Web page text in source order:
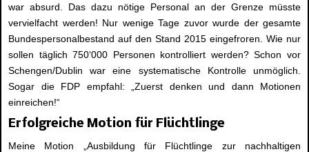
war absurd. Das dazu nötige Personal an der Grenze müsste
vervielfacht werden! Nur wenige Tage zuvor wurde der gesamte
Bundespersonalbestand auf den Stand 2015 eingefroren. Wie nur
sollen täglich 750‘000 Personen kontrolliert werden? Schon vor
Schengen/Dublin war eine systematische Kontrolle unmöglich.
Sogar die FDP empfahl: „Zuerst denken und dann Motionen
einreichen!“
Erfolgreiche Motion für Flüchtlinge
Meine Motion „Ausbildung für Flüchtlinge zur nachhaltigen